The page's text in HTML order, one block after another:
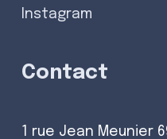
Instagram
Contact
1 rue Jean Meunier